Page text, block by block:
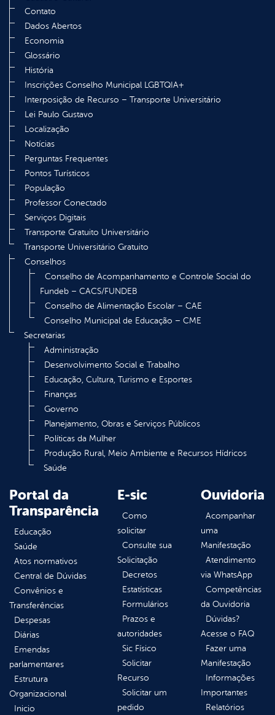
Contato
Dados Abertos
Economia
Glossário
História
Inscrições Conselho Municipal LGBTQIA+
Interposição de Recurso – Transporte Universitário
Lei Paulo Gustavo
Localização
Notícias
Perguntas Frequentes
Pontos Turísticos
População
Professor Conectado
Serviços Digitais
Transporte Gratuito Universitário
Transporte Universitário Gratuito
Conselhos
Conselho de Acompanhamento e Controle Social do
Fundeb – CACS/FUNDEB
Conselho de Alimentação Escolar – CAE
Conselho Municipal de Educação – CME
Secretarias
Administração
Desenvolvimento Social e Trabalho
Educação, Cultura, Turismo e Esportes
Finanças
Governo
Planejamento, Obras e Serviços Públicos
Políticas da Mulher
Produção Rural, Meio Ambiente e Recursos Hídricos
Saúde
Portal da
Transparência
Educação
Saúde
Atos normativos
Central de Dúvidas
Convênios e
Transferências
Despesas
Diárias
Emendas
parlamentares
Estrutura
Organizacional
Inicio
E-sic
Como
solicitar
Consulte sua
Solicitação
Decretos
Estatísticas
Formulários
Prazos e
autoridades
Sic Físico
Solicitar
Recurso
Solicitar um
pedido
Ouvidoria
Acompanhar
uma
Manifestação
Atendimento
via WhatsApp
Competências
da Ouvidoria
Dúvidas?
Acesse o FAQ
Fazer uma
Manifestação
Informações
Importantes
Relatórios